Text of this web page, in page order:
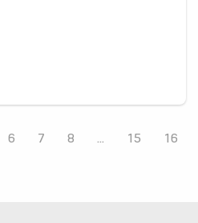
6 7 8 ... 15 16